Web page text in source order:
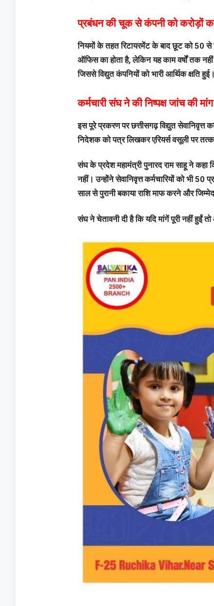
प्रबंधन की चूक से कंपनी को करोड़ों
नियमों के तहत रिटायरमेंट के बाद छूट को 50
ऑफिस का होता है, लेकिन यह काम वर्षों तक
जिससे विद्युत कंपनियों को भारी आर्थिक क्षति हुई।
कर्मचारी संघ ने की निष्पक्ष जांच की मांग
इस पूरे प्रकरण पर छत्तीसगढ़ विद्युत सेवानिवृत्त
निदेशक को पत्र लिखकर एरियर्स वसूली पर
संघ के प्रदेश महामंत्री पुनारद राम साहू ने कहा
नहीं। उन्होंने सेवानिवृत्त कर्मचारियों को भी
साल से पुरानी बकाया राशि माफ करने और
संघ ने चेतावनी दी है कि यदि मांगें पूरी नहीं हुईं